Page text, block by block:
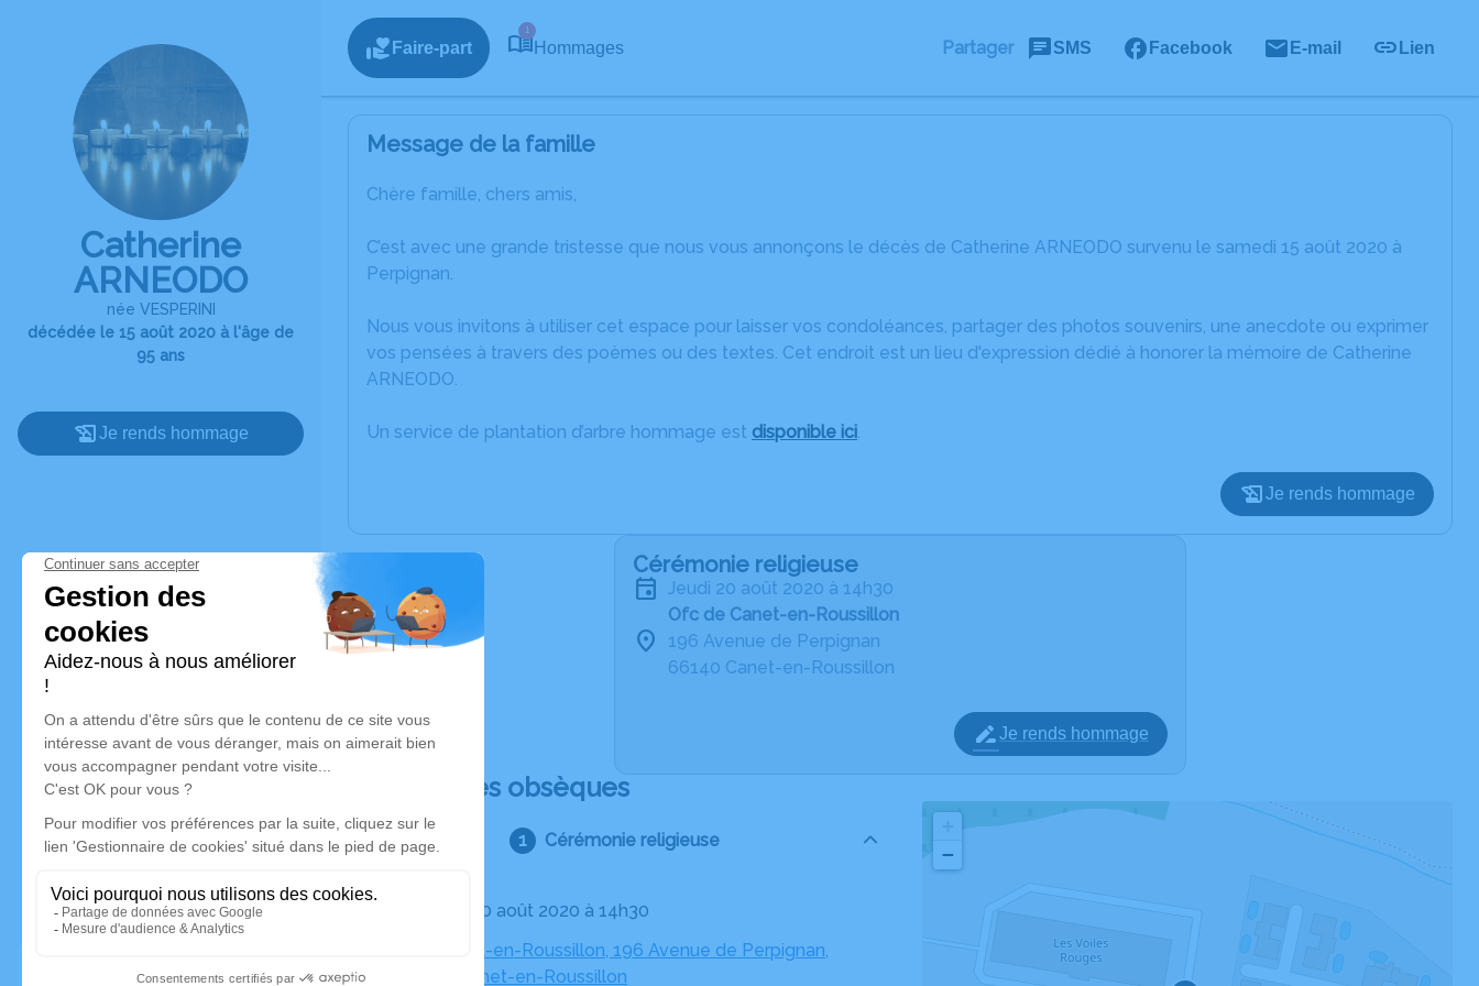
Catherine
ARNEODO
née VESPERINI
décédée le 15 août 2020 à l'âge de
95 ans
Je rends hommage
Faire-part
1
Hommages Partager SMS Facebook E-mail Lien
Message de la famille
Chère famille, chers amis,
C’est avec une grande tristesse que nous vous annonçons le décès de Catherine ARNEODO survenu le samedi 15 août 2020 à
Perpignan.
Nous vous invitons à utiliser cet espace pour laisser vos condoléances, partager des photos souvenirs, une anecdote ou exprimer
vos pensées à travers des poèmes ou des textes. Cet endroit est un lieu d'expression dédié à honorer la mémoire de Catherine
ARNEODO.
Un service de plantation d’arbre hommage est disponible ici.
Je rends hommage
Cérémonie religieuse
jeudi 20 août 2020 à 14h30
Ofc de Canet-en-Roussillon
196 Avenue de Perpignan
66140 Canet-en-Roussillon
Je rends hommage
Déroulé des obsèques
Cérémonie religieuse
Le jeudi 20 août 2020 à 14h30
Ofc Canet-en-Roussillon, 196 Avenue de Perpignan,
66140 Canet-en-Roussillon
−